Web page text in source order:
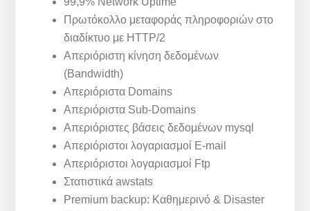
Πρωτόκολλο μεταφοράς πληροφοριών στο
διαδίκτυο με HTTP/2
Απεριόριστη κίνηση δεδομένων
(Bandwidth)
Απεριόριστα Domains
Απεριόριστα Sub-Domains
Απεριόριστες βάσεις δεδομένων mysql
Απεριόριστοι λογαριασμοί E-mail
Απεριόριστοι λογαριασμοί Ftp
Στατιστικά awstats
Premium backup: Καθημερινό & Disaster